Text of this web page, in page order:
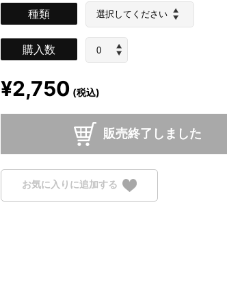
種類
購入数
¥2,750 (税込)
販売終了しました
お気に入りに追加する